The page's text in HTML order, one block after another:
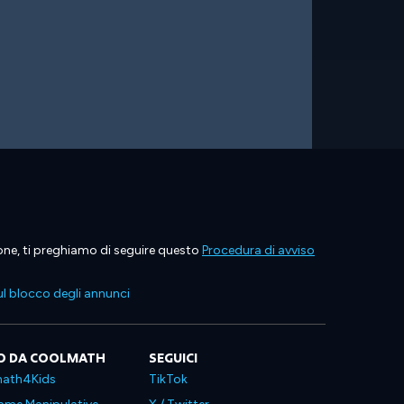
ti preghiamo di seguire questo Procedura di avviso
blocco degli annunci
DA COOLMATH SEGUICI
TikTok